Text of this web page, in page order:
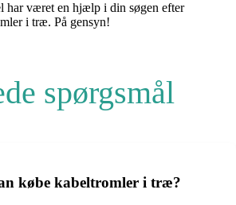
har været en hjælp i din søgen efter
i træ. På gensyn!
spørgsmål
købe kabeltromler i træ?